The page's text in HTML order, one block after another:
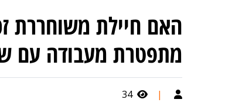
האם חיילת משוחררת
מתפטרת מעבודה עם
|
34